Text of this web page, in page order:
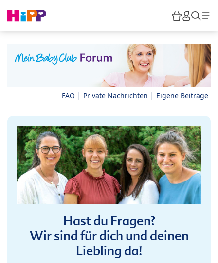
HiPP
FAQ | Private Nachrichten | Eigene Beiträge
Hast du Fragen?
Wir sind für dich und deinen
Liebling da!